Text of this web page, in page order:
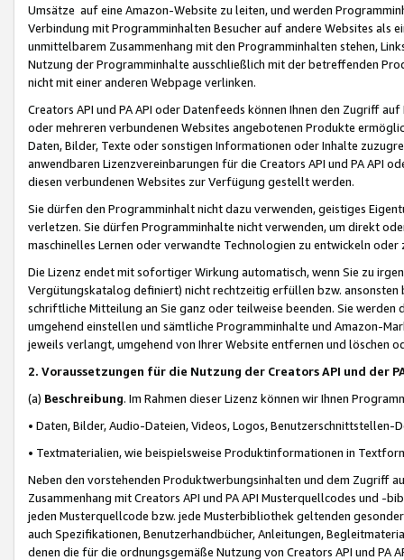
Umsätze auf eine Amazon-Website zu leiten, und werden
Verbindung mit Programminhalten Besucher auf andere Websites als
unmittelbarem Zusammenhang mit den Programminhalten stehen,
Nutzung der Programminhalte ausschließlich mit der betreffenden
nicht mit einer anderen Webpage verlinken.
Creators API und PA API oder Datenfeeds können Ihnen den Zugriff
oder mehreren verbundenen Websites angebotenen Produkte
Daten, Bilder, Texte oder sonstigen Informationen oder Inhalte
anwendbaren Lizenzvereinbarungen für die Creators API und PA API
diesen verbundenen Websites zur Verfügung gestellt werden.
Sie dürfen den Programminhalt nicht dazu verwenden, geistiges
verletzen. Sie dürfen Programminhalte nicht verwenden, um direkt
maschinelles Lernen oder verwandte Technologien zu entwickeln
Die Lizenz endet mit sofortiger Wirkung automatisch, wenn Sie zu
Vergütungskatalog definiert) nicht rechtzeitig erfüllen bzw. ansonsten
schriftliche Mitteilung an Sie ganz oder teilweise beenden. Sie werden
umgehend einstellen und sämtliche Programminhalte und Amazon-
jeweils verlangt, umgehend von Ihrer Website entfernen und löschen
2. Voraussetzungen für die Nutzung der Creators API und der
(a) Beschreibung. Im Rahmen dieser Lizenz können wir Ihnen
• Daten, Bilder, Audio-Dateien, Videos, Logos, Benutzerschnittstellen-
• Textmaterialien, wie beispielsweise Produktinformationen in
Neben den vorstehenden Produktwerbungsinhalten und dem Zugriff
Zusammenhang mit Creators API und PA API Musterquellcodes und
jeden Musterquellcode bzw. jede Musterbibliothek geltenden
auch Spezifikationen, Benutzerhandbücher, Anleitungen,
denen die für die ordnungsgemäße Nutzung von Creators API und PA